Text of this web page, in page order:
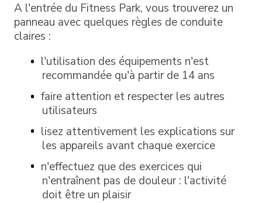
A l'entrée du Fitness Park, vous trouverez un
panneau avec quelques règles de conduite
claires :
l'utilisation des équipements n'est
recommandée qu'à partir de 14 ans
faire attention et respecter les autres
utilisateurs
lisez attentivement les explications sur
les appareils avant chaque exercice
n'effectuez que des exercices qui
n'entraînent pas de douleur : l'activité
doit être un plaisir